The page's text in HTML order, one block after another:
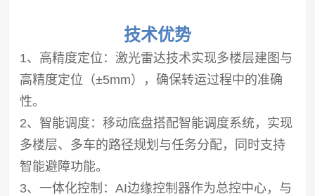
技术优势
1、高精度定位：激光雷达技术实现多楼层建图与
高精度定位（±5mm），确保转运过程中的准确
性。
2、智能调度：移动底盘搭配智能调度系统，实现
多楼层、多车的路径规划与任务分配，同时支持
智能避障功能。
3、一体化控制：AI边缘控制器作为总控中心，与